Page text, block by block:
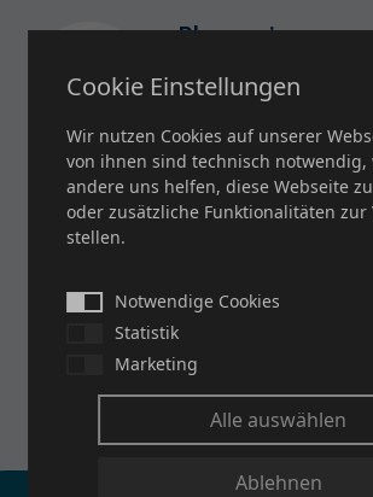
Pharmazie
Zuverlässige Gewebe
Produkt
Nachhaltige
Cookie Einstellungen
Wir nutzen Cookies auf unserer
von ihnen sind technisch notwendig,
andere uns helfen, diese Webseite
oder zusätzliche Funktionalitäten zur
stellen.
Notwendige Cookies
Statistik
Marketing
Alle auswählen
Ablehnen